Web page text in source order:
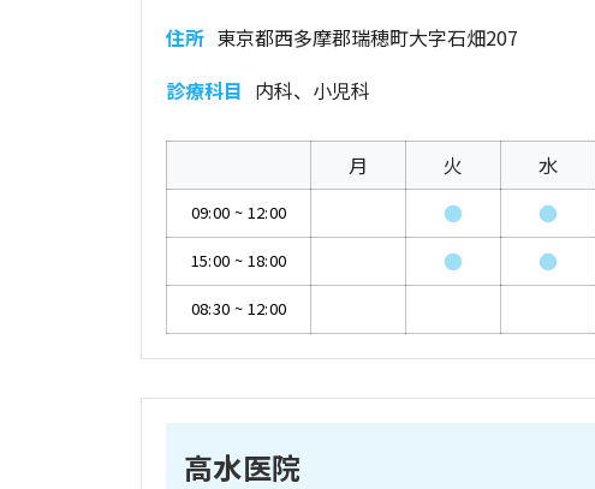
住所 東京都西多摩郡瑞穂町大字石畑207
診療科目 内科、小児科
月 火 水
09:00 ~ 12:00 ● ●
15:00 ~ 18:00 ● ●
08:30 ~ 12:00
高水医院